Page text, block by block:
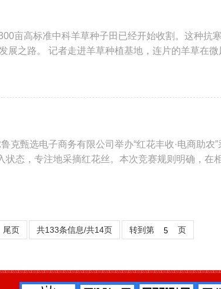
亩高标准中科羊草种子田已经开始收割。这种抗
展之路。 记者走进羊草种植基地，连片的羊草在微
克甄选电子商务有限公司举办“红花丰收·电商助农”
态，专注地采摘红花丝。本次竞赛规则明确，在
尾页 共133条信息/共14页 转到第 页